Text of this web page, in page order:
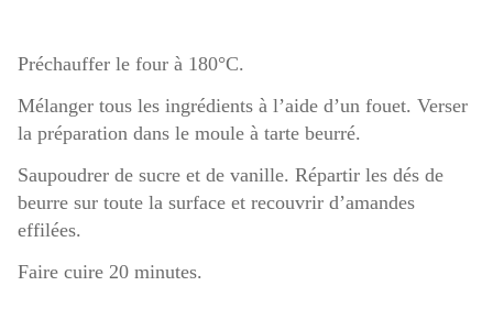
Préchauffer le four à 180°C.
Mélanger tous les ingrédients à l’aide d’un fouet. Verser
la préparation dans le moule à tarte beurré.
Saupoudrer de sucre et de vanille. Répartir les dés de
beurre sur toute la surface et recouvrir d’amandes
effilées.
Faire cuire 20 minutes.